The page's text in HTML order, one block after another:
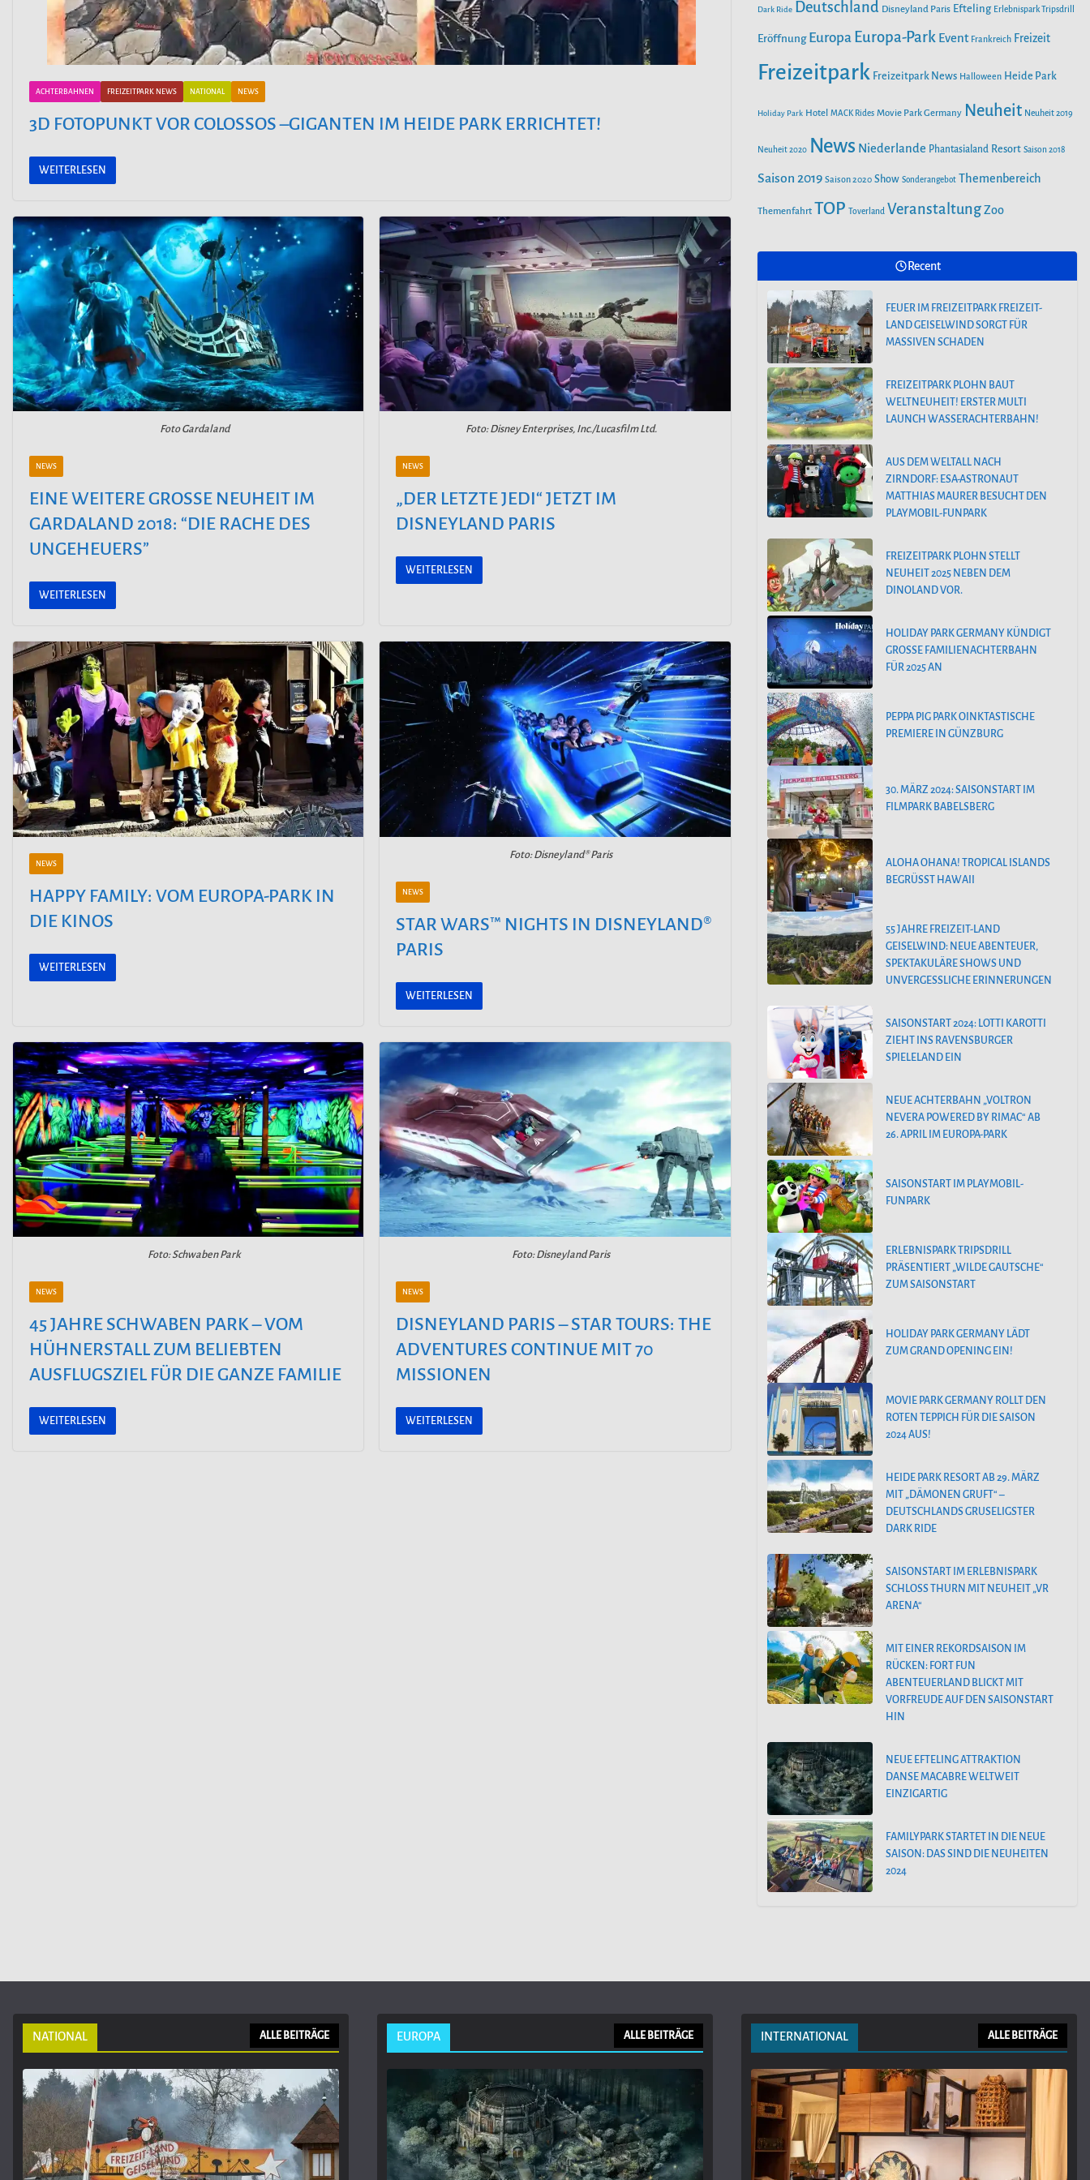
ACHTERBAHNEN FREIZEITPARK NEWS NATIONAL NEWS
3D FOTOPUNKT VOR COLOSSOS –GIGANTEN IM HEIDE PARK ERRICHTET!
WEITERLESEN
Foto Gardaland
NEWS
EINE WEITERE GROSSE NEUHEIT IM G
ARDALAND 2018: “DIE RACHE DES U
NGEHEUERS”
WEITERLESEN
Foto: Disney Enterprises, Inc./Lucasfilm Ltd.
NEWS
„DER LETZTE JEDI“ JETZT IM
DISNEYLAND PARIS
WEITERLESEN
NEWS
HAPPY FAMILY: VOM EUROPA-PARK IN
DIE KINOS
WEITERLESEN
Foto: Disneyland® Paris
NEWS
STAR WARS™ NIGHTS IN DISNEYLAND®
PARIS
WEITERLESEN
Foto: Schwaben Park
NEWS
45 JAHRE SCHWABEN PARK – VOM
HÜHNERSTALL ZUM BELIEBTEN
AUSFLUGSZIEL FÜR DIE GANZE FAMILIE
WEITERLESEN
Foto: Disneyland Paris
NEWS
DISNEYLAND PARIS – STAR TOURS: THE
ADVENTURES CONTINUE MIT 70
MISSIONEN
WEITERLESEN
n
o
r
e
Dark Ride Deutschland Disneyland Paris Efteling Erlebnispark Tripsdrill
Eröffnung Europa Europa-Park Event Frankreich Freizeit
Freizeitpark Freizeitpark News Halloween Heide Park
Holiday Park Hotel MACK Rides Movie Park Germany Neuheit Neuheit 2019
Neuheit 2020 News Niederlande Phantasialand Resort Saison 2018
Saison 2019 Saison 2020 Show Sonderangebot Themenbereich
Themenfahrt TOP Toverland Veranstaltung Zoo
Recent
FEUER IM FREIZEITPARK FREIZEIT-
LAND GEISELWIND SORGT FÜR
MASSIVEN SCHADEN
FREIZEITPARK PLOHN BAUT
WELTNEUHEIT! ERSTER MULTI
LAUNCH WASSERACHTERBAHN!
AUS DEM WELTALL NACH
ZIRNDORF: ESA-ASTRONAUT
MATTHIAS MAURER BESUCHT DEN
PLAYMOBIL-FUNPARK
FREIZEITPARK PLOHN STELLT
NEUHEIT 2025 NEBEN DEM
DINOLAND VOR.
HOLIDAY PARK GERMANY KÜNDIGT
GROSSE FAMILIENACHTERBAHN F
ÜR 2025 AN
PEPPA PIG PARK OINKTASTISCHE
PREMIERE IN GÜNZBURG
30. MÄRZ 2024: SAISONSTART IM
FILMPARK BABELSBERG
ALOHA OHANA! TROPICAL ISLANDS
BEGRÜSST HAWAII
55 JAHRE FREIZEIT-LAND
GEISELWIND: NEUE ABENTEUER,
SPEKTAKULÄRE SHOWS UND
UNVERGESSLICHE ERINNERUNGEN
SAISONSTART 2024: LOTTI KAROTTI
ZIEHT INS RAVENSBURGER
SPIELELAND EIN
NEUE ACHTERBAHN „VOLTRON
NEVERA POWERED BY RIMAC“ AB
26. APRIL IM EUROPA-PARK
SAISONSTART IM PLAYMOBIL-
FUNPARK
ERLEBNISPARK TRIPSDRILL
PRÄSENTIERT „WILDE GAUTSCHE“
ZUM SAISONSTART
HOLIDAY PARK GERMANY LÄDT
ZUM GRAND OPENING EIN!
MOVIE PARK GERMANY ROLLT DEN
ROTEN TEPPICH FÜR DIE SAISON
2024 AUS!
HEIDE PARK RESORT AB 29. MÄRZ
MIT „DÄMONEN GRUFT“ –
DEUTSCHLANDS GRUSELIGSTER
DARK RIDE
SAISONSTART IM ERLEBNISPARK
SCHLOSS THURN MIT NEUHEIT „VR
ARENA“
MIT EINER REKORDSAISON IM
RÜCKEN: FORT FUN
ABENTEUERLAND BLICKT MIT
VORFREUDE AUF DEN SAISONSTART
HIN
NEUE EFTELING ATTRAKTION
DANSE MACABRE WELTWEIT
EINZIGARTIG
FAMILYPARK STARTET IN DIE NEUE
SAISON: DAS SIND DIE NEUHEITEN
2024
NATIONAL ALLE BEITRÄGE EUROPA ALLE BEITRÄGE INTERNATIONAL ALLE BEITRÄGE